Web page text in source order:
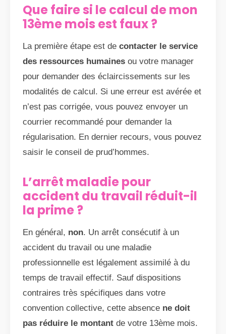
Que faire si le calcul de mon
13ème mois est faux ?
La première étape est de contacter le service
des ressources humaines ou votre manager
pour demander des éclaircissements sur les
modalités de calcul. Si une erreur est avérée et
n’est pas corrigée, vous pouvez envoyer un
courrier recommandé pour demander la
régularisation. En dernier recours, vous pouvez
saisir le conseil de prud’hommes.
L’arrêt maladie pour
accident du travail réduit-il
la prime ?
En général, non. Un arrêt consécutif à un
accident du travail ou une maladie
professionnelle est légalement assimilé à du
temps de travail effectif. Sauf dispositions
contraires très spécifiques dans votre
convention collective, cette absence ne doit
pas réduire le montant de votre 13ème mois.